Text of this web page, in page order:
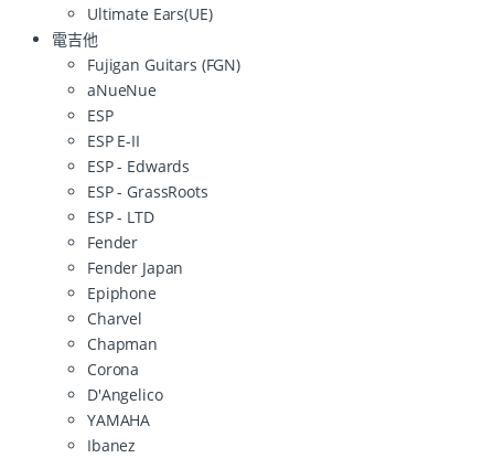
Ultimate Ears(UE)
電吉他
Fujigan Guitars (FGN)
aNueNue
ESP
ESP E-II
ESP - Edwards
ESP - GrassRoots
ESP - LTD
Fender
Fender Japan
Epiphone
Charvel
Chapman
Corona
D'Angelico
YAMAHA
Ibanez